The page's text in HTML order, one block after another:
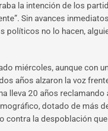
la intención de los
Sin avances
no lo hacen,
miércoles, aunque con
años alzaron la voz
lleva 20 años
dotado de más
contra la despoblación